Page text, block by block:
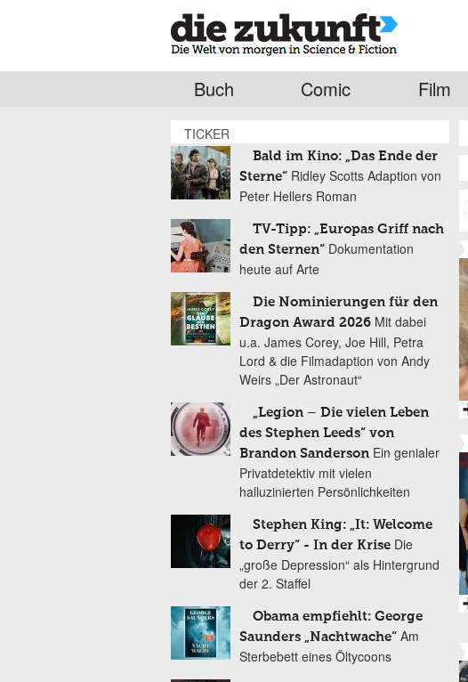
Buch Comic Film
TICKER
Bald im Kino: „Das Ende der
Sterne“ Ridley Scotts Adaption von
Peter Hellers Roman
TV-Tipp: „Europas Griff nach
den Sternen“ Dokumentation
heute auf Arte
Die Nominierungen für den
Dragon Award 2026 Mit dabei
u.a. James Corey, Joe Hill, Petra
Lord & die Filmadaption von Andy
Weirs „Der Astronaut“
„Legion – Die vielen Leben
des Stephen Leeds“ von
Brandon Sanderson Ein genialer
Privatdetektiv mit vielen
halluzinierten Persönlichkeiten
Stephen King: „It: Welcome
to Derry“ - In der Krise Die
„große Depression“ als Hintergrund
der 2. Staffel
Obama empfiehlt: George
Saunders „Nachtwache“ Am
Sterbebett eines Öltycoons